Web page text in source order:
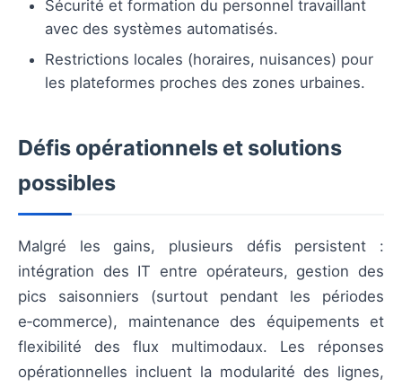
Sécurité et formation du personnel travaillant
avec des systèmes automatisés.
Restrictions locales (horaires, nuisances) pour
les plateformes proches des zones urbaines.
Défis opérationnels et solutions
possibles
Malgré les gains, plusieurs défis persistent :
intégration des IT entre opérateurs, gestion des
pics saisonniers (surtout pendant les périodes
e‑commerce), maintenance des équipements et
flexibilité des flux multimodaux. Les réponses
opérationnelles incluent la modularité des lignes,